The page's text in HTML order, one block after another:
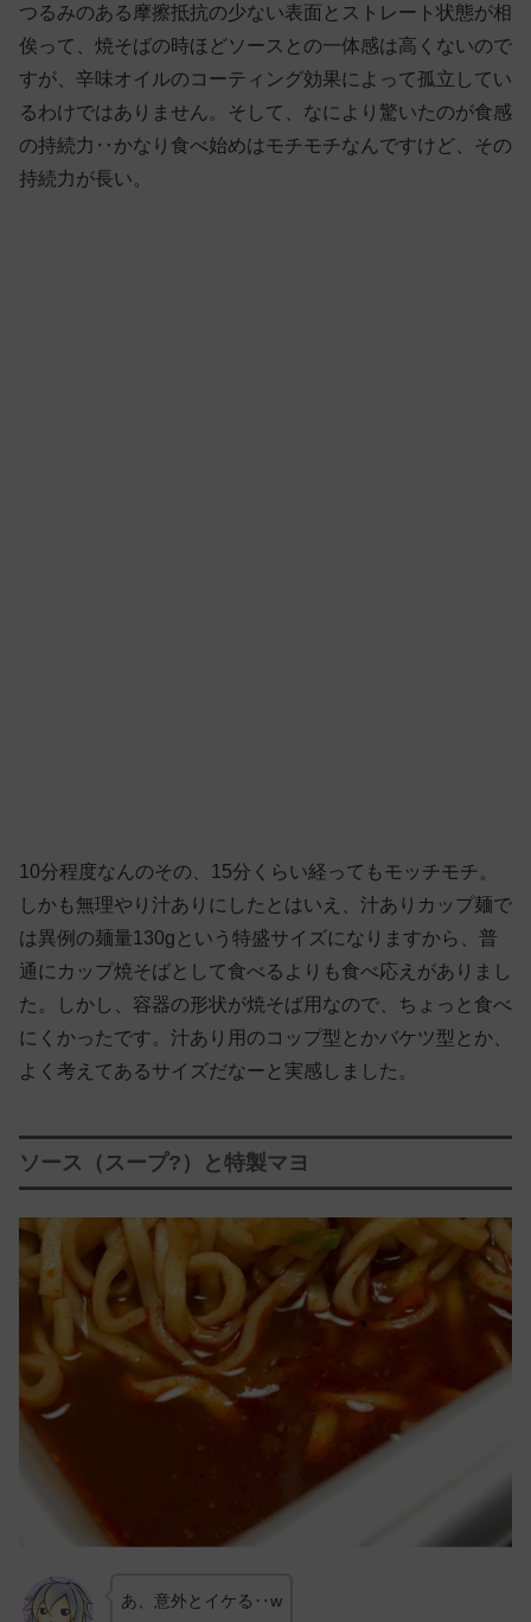
つるみのある摩擦抵抗の少ない表面とストレート状態が相
俟って、焼そばの時ほどソースとの一体感は高くないので
すが、辛味オイルのコーティング効果によって孤立してい
るわけではありません。そして、なにより驚いたのが食感
の持続力‥かなり食べ始めはモチモチなんですけど、その
持続力が長い。
10分程度なんのその、15分くらい経ってもモッチモチ。
しかも無理やり汁ありにしたとはいえ、汁ありカップ麺で
は異例の麺量130gという特盛サイズになりますから、普
通にカップ焼そばとして食べるよりも食べ応えがありまし
た。しかし、容器の形状が焼そば用なので、ちょっと食べ
にくかったです。汁あり用のコップ型とかバケツ型とか、
よく考えてあるサイズだなーと実感しました。
ソース（スープ?）と特製マヨ
あ、意外とイケる‥w